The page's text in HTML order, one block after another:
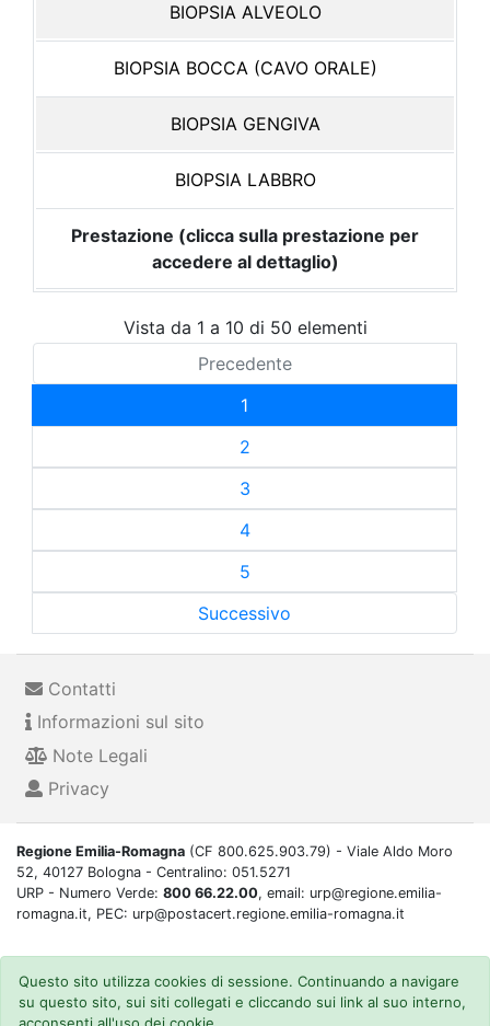
BIOPSIA ALVEOLO
BIOPSIA BOCCA (CAVO ORALE)
BIOPSIA GENGIVA
BIOPSIA LABBRO
Prestazione (clicca sulla prestazione per
accedere al dettaglio)
Vista da 1 a 10 di 50 elementi
Precedente
1
2
3
4
5
Successivo
Contatti
Informazioni sul sito
Note Legali
Privacy
Regione Emilia-Romagna (CF 800.625.903.79) - Viale Aldo Moro
52, 40127 Bologna - Centralino: 051.5271
URP - Numero Verde: 800 66.22.00, email: urp@regione.emilia-
romagna.it, PEC: urp@postacert.regione.emilia-romagna.it
Questo sito utilizza cookies di sessione. Continuando a navigare
su questo sito, sui siti collegati e cliccando sui link al suo interno,